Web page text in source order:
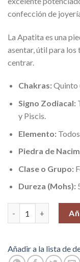
confección de
La Apatita es una
asentar, útil para los
centrar.
Chakras:Quinto
Signo Zodiacal:
y Piscis.
Elemento:Todos.
Piedra de
Clase o Grupo:
Dureza (Mohs):
Añadir a la lista de